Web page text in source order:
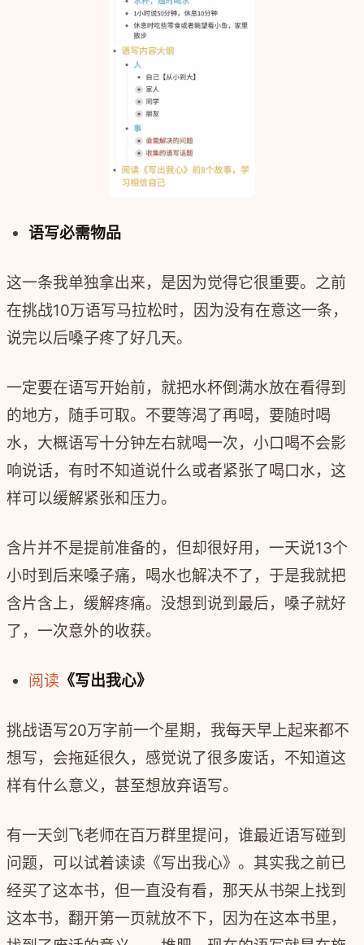
语写必需物品
这一条我单独拿出来，是因为觉得它很重要。之前
在挑战10万语写马拉松时，因为没有在意这一条，
说完以后嗓子疼了好几天。
一定要在语写开始前，就把水杯倒满水放在看得到
的地方，随手可取。不要等渴了再喝，要随时喝
水，大概语写十分钟左右就喝一次，小口喝不会影
响说话，有时不知道说什么或者紧张了喝口水，这
样可以缓解紧张和压力。
含片并不是提前准备的，但却很好用，一天说13个
小时到后来嗓子痛，喝水也解决不了，于是我就把
含片含上，缓解疼痛。没想到说到最后，嗓子就好
了，一次意外的收获。
阅读 《写出我心》
挑战语写20万字前一个星期，我每天早上起来都不
想写，会拖延很久，感觉说了很多废话，不知道这
样有什么意义，甚至想放弃语写。
有一天剑飞老师在百万群里提问，谁最近语写碰到
问题，可以试着读读《写出我心》。其实我之前已
经买了这本书，但一直没有看，那天从书架上找到
这本书，翻开第一页就放不下，因为在这本书里，